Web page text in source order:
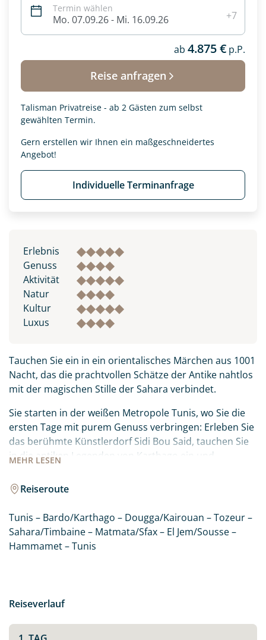
Termin wählen
Mo. 07.09.26 - Mi. 16.09.26 +7
ab 4.875 € p.P.
Reise anfragen
Talisman Privatreise - ab 2 Gästen zum selbst
gewählten Termin.
Gern erstellen wir Ihnen ein maßgeschneidertes
Angebot!
Individuelle Terminanfrage
Erlebnis
Genuss
Aktivität
Natur
Kultur
Luxus
MEHR LESEN
Tauchen Sie ein in ein orientalisches Märchen aus 1001
Nacht, das die prachtvollen Schätze der Antike nahtlos
mit der magischen Stille der Sahara verbindet.
Sie starten in der weißen Metropole Tunis, wo Sie die
ersten Tage mit purem Genuss verbringen: Erleben Sie
das berühmte Künstlerdorf Sidi Bou Said, tauchen Sie
in die antiken Legenden von Karthago ein und
historischen Medina.
wird für Sie zum komfortablen Erlebnis: In einem
privaten Fahrzeug und unter der konstanten
Begleitung Ihres deutschsprachigen Reiseleiters
geht es tief in die Sahara zum Timbaine Camp, wo Sie
unter dem funkelnden Sternenhimmel in exklusiven
Zelten übernachten.
Reiseroute
Tunis – Bardo/Karthago – Dougga/Kairouan – Tozeur –
Sahara/Timbaine – Matmata/Sfax – El Jem/Sousse –
Hammamet – Tunis
Reiseverlauf
Datenschutz & Transparenz ist uns sehr wichtig!
Die Anfrage wird via SSL verschlüsselt an unseren Server
geschickt. Mit Absenden des Formulars, erklären Sie, dass
Sie dieDatenschutzerklärungundWiderrufhinweisezur
Kenntnis genommen und akzeptiert haben.